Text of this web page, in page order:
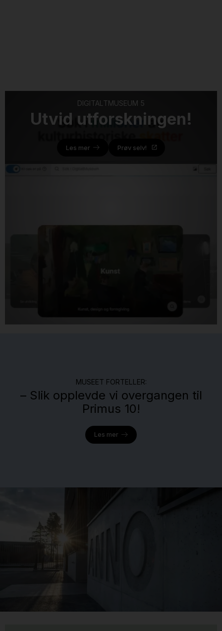
DIGITALTMUSEUM 5
Utvid utforskningen!
Les mer Prøv selv!
MUSEET FORTELLER:
– Slik opplevde vi overgangen til
Primus 10!
Les mer